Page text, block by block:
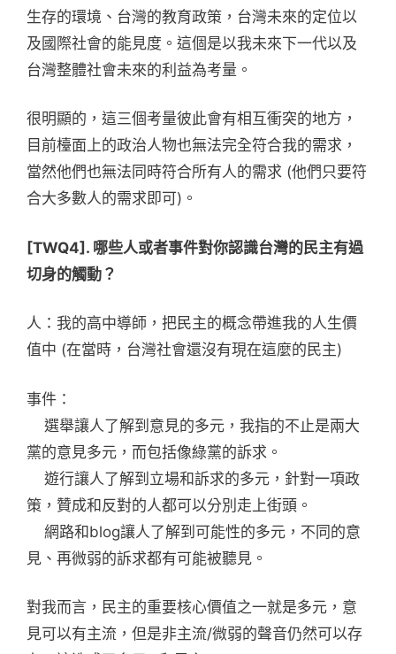
生存的環境、台灣的教育政策，台灣未來的定位以
及國際社會的能見度。這個是以我未來下一代以及
台灣整體社會未來的利益為考量。
很明顯的，這三個考量彼此會有相互衝突的地方，
目前檯面上的政治人物也無法完全符合我的需求，
當然他們也無法同時符合所有人的需求 (他們只要符
合大多數人的需求即可)。
[TWQ4]. 哪些人或者事件對你認識台灣的民主有過
切身的觸動？
人：我的高中導師，把民主的概念帶進我的人生價
值中 (在當時，台灣社會還沒有現在這麼的民主)
事件：
選舉讓人了解到意見的多元，我指的不止是兩大
黨的意見多元，而包括像綠黨的訴求。
遊行讓人了解到立場和訴求的多元，針對一項政
策，贊成和反對的人都可以分別走上街頭。
網路和blog讓人了解到可能性的多元，不同的意
見、再微弱的訴求都有可能被聽見。
對我而言，民主的重要核心價值之一就是多元，意
見可以有主流，但是非主流/微弱的聲音仍然可以存